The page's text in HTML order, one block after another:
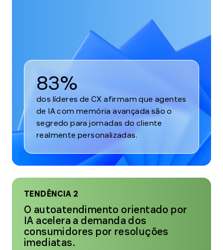
83%
dos líderes de CX afirmam que agentes
de IA com memória avançada são o
segredo para jornadas do cliente
realmente personalizadas.
TENDÊNCIA 2
O autoatendimento orientado por
IA acelera a demanda dos
consumidores por resoluções
imediatas.